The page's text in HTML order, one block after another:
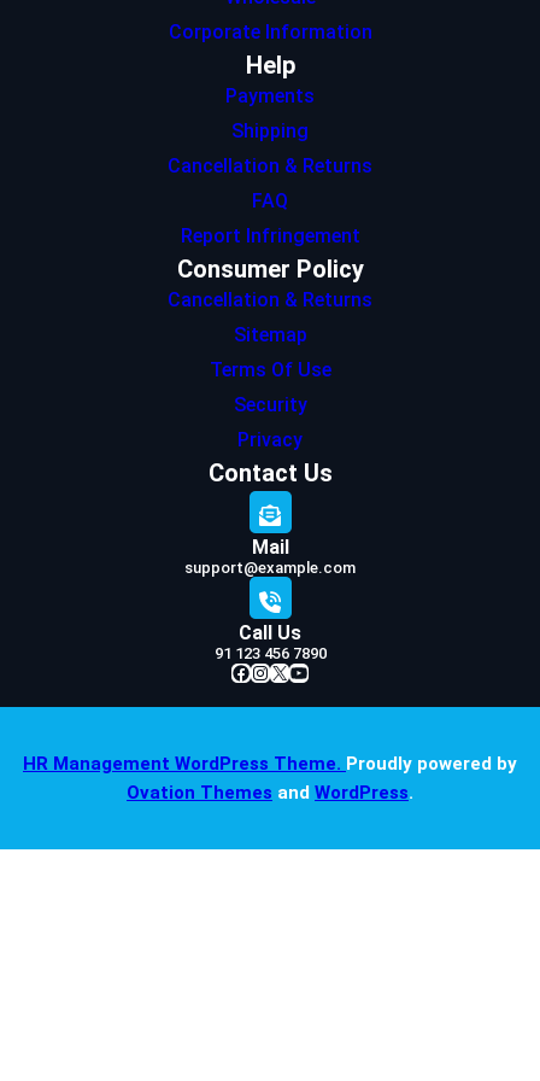
Corporate Information
Help
Payments
Shipping
Cancellation & Returns
FAQ
Report Infringement
Consumer Policy
Cancellation & Returns
Sitemap
Terms Of Use
Security
Privacy
Contact Us
Mail
support@example.com
Call Us
91 123 456 7890
Facebook InstagramX YouTube
HR Management WordPress Theme. Proudly powered by
Ovation Themes and WordPress.